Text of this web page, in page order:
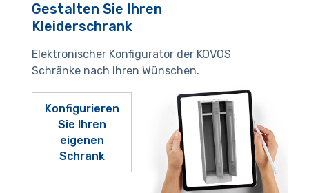
Gestalten Sie Ihren
Kleiderschrank
Elektronischer Konfigurator der KOVOS
Schränke nach Ihren Wünschen.
Konfigurieren
Sie Ihren
eigenen
Schrank